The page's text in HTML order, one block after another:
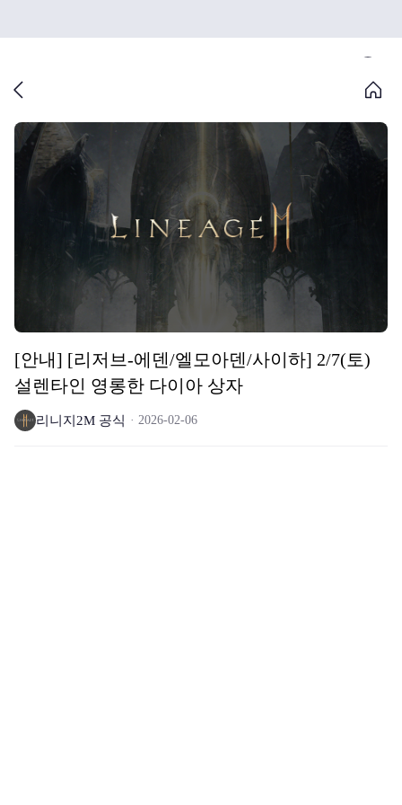
[안내] [리저브-에덴/엘모아덴/사이하] 2/7(토)
설렌타인 영롱한 다이아 상자
리니지2M 공식 2026-02-06